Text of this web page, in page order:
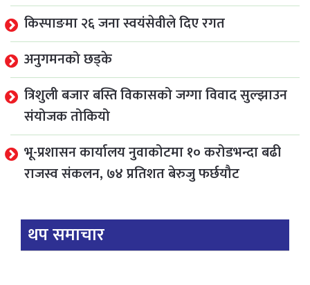
किस्पाङमा २६ जना स्वयंसेवीले दिए रगत
अनुगमनको छड्के
त्रिशुली बजार बस्ति विकासको जग्गा विवाद सुल्झाउन
संयोजक तोकियो
भू-प्रशासन कार्यालय नुवाकोटमा १० करोडभन्दा बढी
राजस्व संकलन, ७४ प्रतिशत बेरुजु फर्छयौट
थप समाचार